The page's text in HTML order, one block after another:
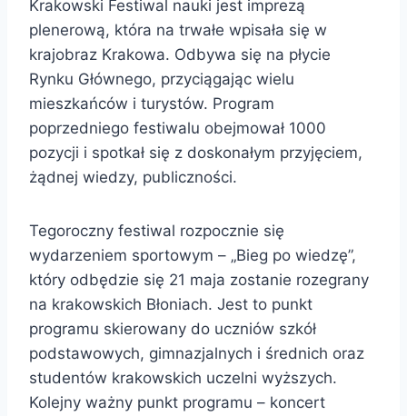
Krakowski Festiwal nauki jest imprezą
plenerową, która na trwałe wpisała się w
krajobraz Krakowa. Odbywa się na płycie
Rynku Głównego, przyciągając wielu
mieszkańców i turystów. Program
poprzedniego festiwalu obejmował 1000
pozycji i spotkał się z doskonałym przyjęciem,
żądnej wiedzy, publiczności.
Tegoroczny festiwal rozpocznie się
wydarzeniem sportowym – „Bieg po wiedzę”,
który odbędzie się 21 maja zostanie rozegrany
na krakowskich Błoniach. Jest to punkt
programu skierowany do uczniów szkół
podstawowych, gimnazjalnych i średnich oraz
studentów krakowskich uczelni wyższych.
Kolejny ważny punkt programu – koncert